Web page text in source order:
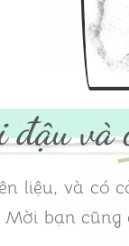
đậu và
liệu, và có
bạn cũng